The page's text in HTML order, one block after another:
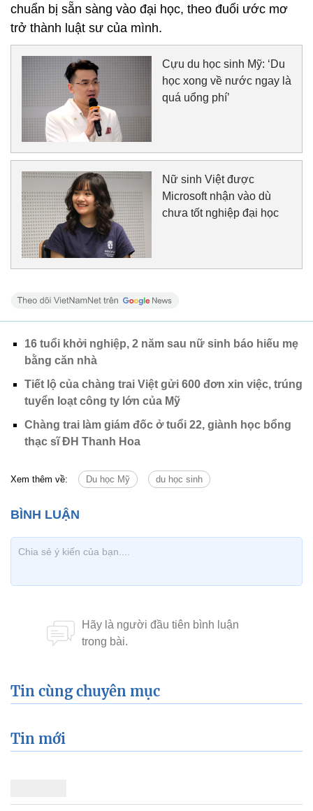
chuẩn bị sẵn sàng vào đại học, theo đuổi ước mơ
trở thành luật sư của mình.
Cựu du học sinh Mỹ: ‘Du
học xong về nước ngay là
quá uổng phí’
Nữ sinh Việt được
Microsoft nhận vào dù
chưa tốt nghiệp đại học
16 tuổi khởi nghiệp, 2 năm sau nữ sinh báo hiếu mẹ
bằng căn nhà
Tiết lộ của chàng trai Việt gửi 600 đơn xin việc, trúng
tuyển loạt công ty lớn của Mỹ
Chàng trai làm giám đốc ở tuổi 22, giành học bổng
thạc sĩ ĐH Thanh Hoa
Xem thêm về: Du học Mỹ du học sinh
Tin cùng chuyên mục
Tin mới